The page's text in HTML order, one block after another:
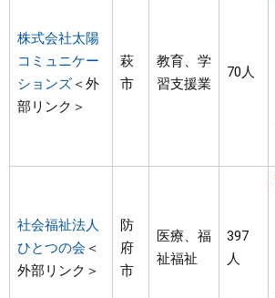
株式会社太陽
コミュニケー
ションズ＜外
部リンク＞
萩
市
教育、学
習支援業
70人
社会福祉法人
ひとつの会 ＜
外部リンク＞
防
府
市
医療、福
祉福祉
397
人